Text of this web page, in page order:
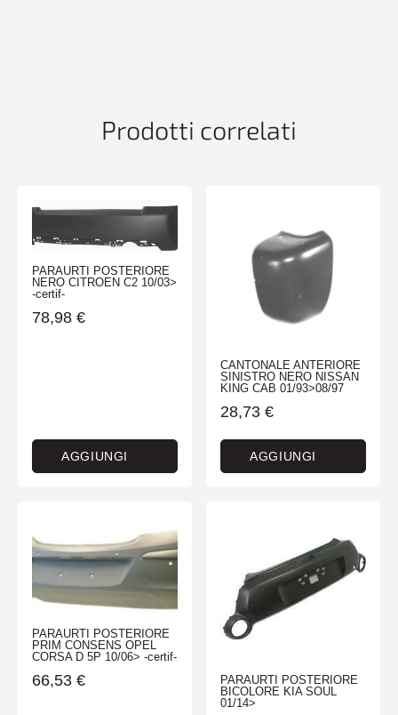
Prodotti correlati
PARAURTI POSTERIORE
NERO CITROEN C2 10/03>
-certif-
78,98 €
AGGIUNGI
CANTONALE ANTERIORE
SINISTRO NERO NISSAN
KING CAB 01/93>08/97
28,73 €
AGGIUNGI
PARAURTI POSTERIORE
PRIM CONSENS OPEL
CORSA D 5P 10/06> -certif-
66,53 €
PARAURTI POSTERIORE
BICOLORE KIA SOUL
01/14>